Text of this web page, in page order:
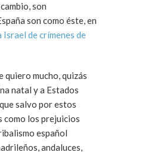
son
son como éste, en
Israel de crímenes de
quiero mucho, quizás
natal y a Estados
salvo por estos
como los prejuicios
español
andaluces,